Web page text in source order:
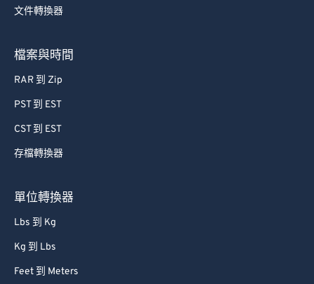
文件轉換器
檔案與時間
RAR 到 Zip
PST 到 EST
CST 到 EST
存檔轉換器
單位轉換器
Lbs 到 Kg
Kg 到 Lbs
Feet 到 Meters